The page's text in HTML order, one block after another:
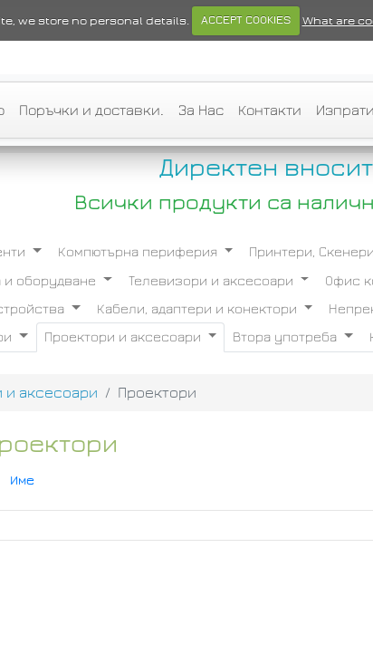
we store no personal details. ACCEPT COOKIES What are
Поръчки и доставки. За Нас Контакти
Директен
Всички продукти са
Компютърна периферия
Принтери,
оборудване
Телевизори и аксесоари Офис
Кабели, адаптери и конектори
Проектори и аксесоари Втора употреба
и аксесоари Проектори
Име